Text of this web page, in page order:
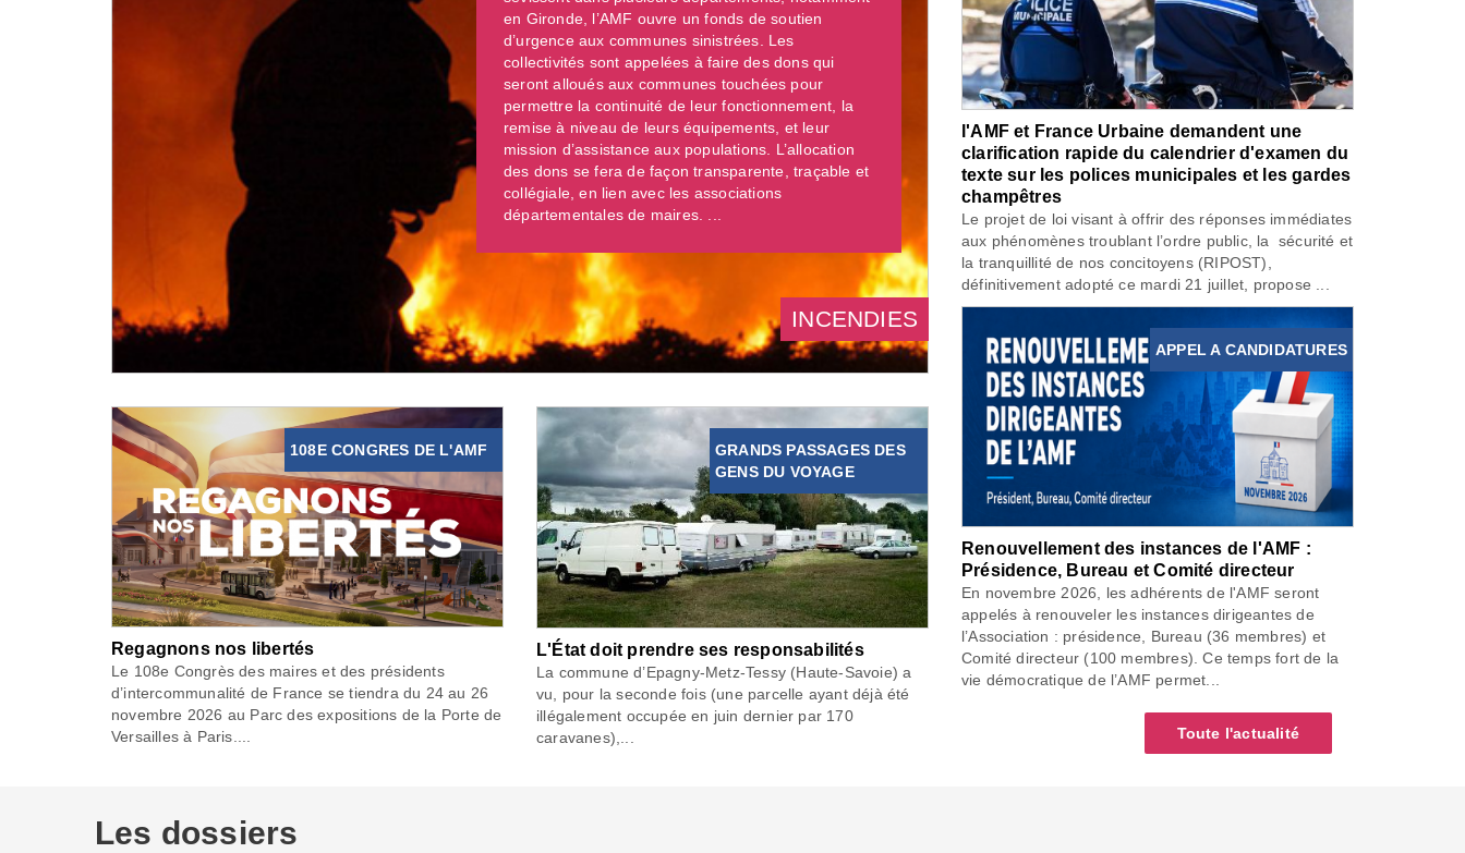
en Gironde, l’AMF ouvre un fonds de soutien
d’urgence aux communes sinistrées. Les
collectivités sont appelées à faire des dons qui
seront alloués aux communes touchées pour
permettre la continuité de leur fonctionnement, la
remise à niveau de leurs équipements, et leur
mission d’assistance aux populations. L’allocation
des dons se fera de façon transparente, traçable et
collégiale, en lien avec les associations
départementales de maires. ...
INCENDIES
108E CONGRES DE L'AMF
Regagnons nos libertés
Le 108e Congrès des maires et des présidents
d’intercommunalité de France se tiendra du 24 au 26
novembre 2026 au Parc des expositions de la Porte de
Versailles à Paris....
GRANDS PASSAGES DES
GENS DU VOYAGE
L'État doit prendre ses responsabilités
La commune d’Epagny-Metz-Tessy (Haute-Savoie) a
vu, pour la seconde fois (une parcelle ayant déjà été
illégalement occupée en juin dernier par 170
caravanes),...
l'AMF et France Urbaine demandent une
clarification rapide du calendrier d'examen du
texte sur les polices municipales et les gardes
champêtres
Le projet de loi visant à offrir des réponses immédiates
aux phénomènes troublant l’ordre public, la sécurité et
la tranquillité de nos concitoyens (RIPOST),
définitivement adopté ce mardi 21 juillet, propose ...
APPEL A CANDIDATURES
Renouvellement des instances de l'AMF :
Présidence, Bureau et Comité directeur
En novembre 2026, les adhérents de l'AMF seront
appelés à renouveler les instances dirigeantes de
l’Association : présidence, Bureau (36 membres) et
Comité directeur (100 membres). Ce temps fort de la
vie démocratique de l’AMF permet...
Toute l'actualité
Les dossiers